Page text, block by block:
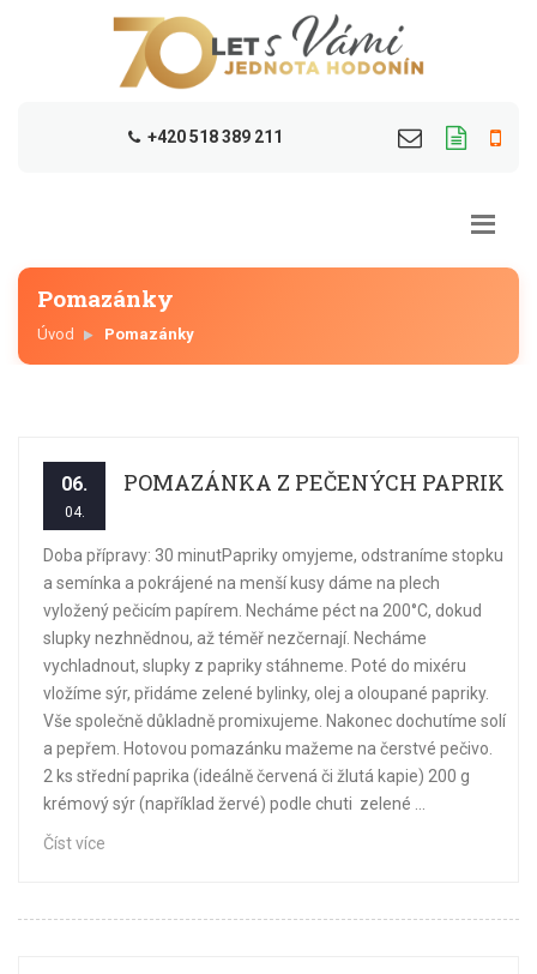
+420 518 389 211
Pomazánky
Úvod Pomazánky
06.
04.
POMAZÁNKA Z PEČENÝCH PAPRIK
Doba přípravy: 30 minutPapriky omyjeme, odstraníme stopku
a semínka a pokrájené na menší kusy dáme na plech
vyložený pečicím papírem. Necháme péct na 200°C, dokud
slupky nezhnědnou, až téměř nezčernají. Necháme
vychladnout, slupky z papriky stáhneme. Poté do mixéru
vložíme sýr, přidáme zelené bylinky, olej a oloupané papriky.
Vše společně důkladně promixujeme. Nakonec dochutíme solí
a pepřem. Hotovou pomazánku mažeme na čerstvé pečivo.
2 ks střední paprika (ideálně červená či žlutá kapie) 200 g
krémový sýr (například žervé) podle chuti zelené ...
Číst více